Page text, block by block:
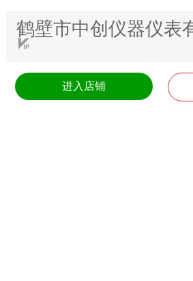
鹤壁市中创仪器仪表
进入店铺